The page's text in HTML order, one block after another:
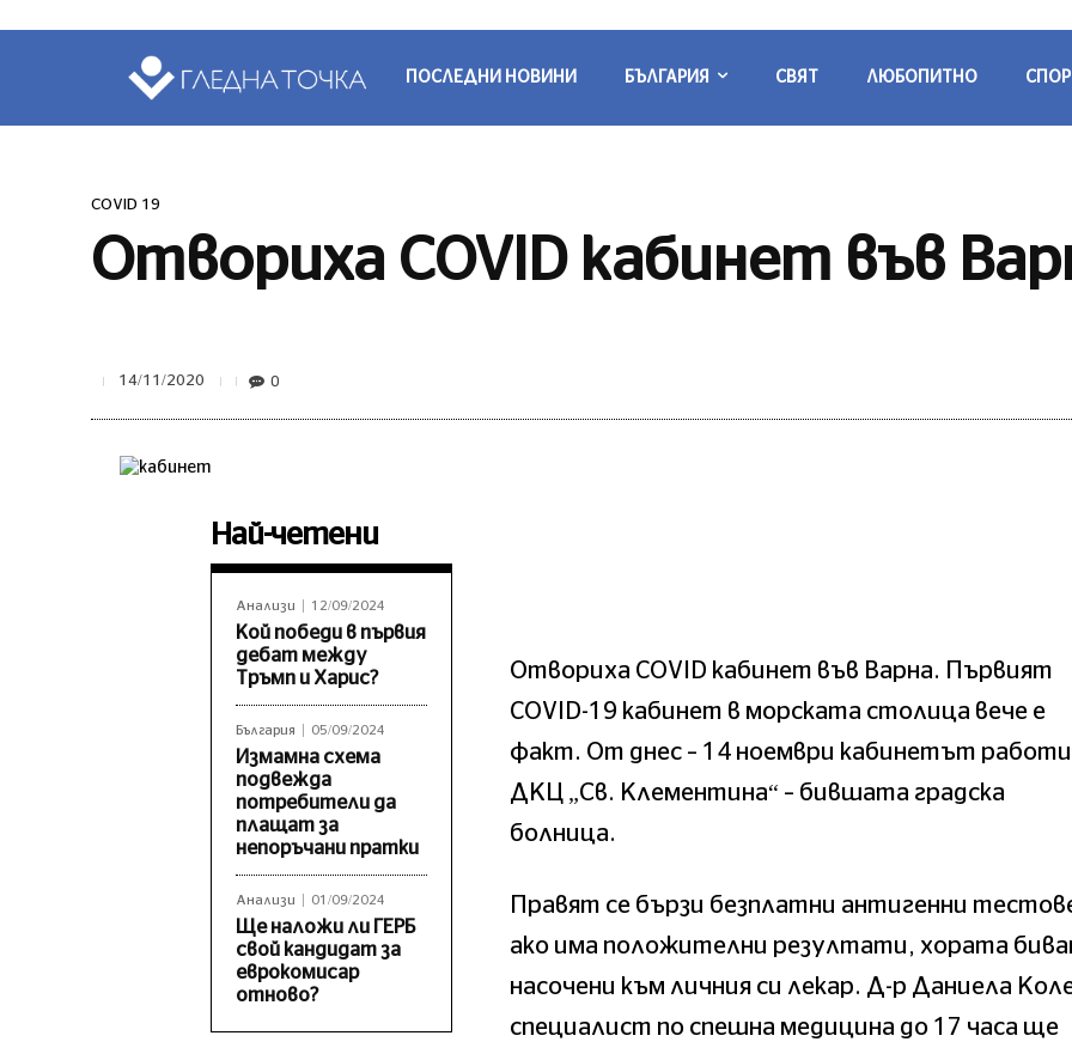
ПОСЛЕДНИ НОВИНИ БЪЛГАРИЯ СВЯТ ЛЮБОПИТНО СПОРТ
COVID 19
Отвориха COVID кабинет във
14/11/2020 0
Най-четени
Анализи 12/09/2024
Кой победи в първия
дебат между
Тръмп и Харис?
България 05/09/2024
Измамна схема
подвежда
потребители да
плащат за
непоръчани пратки
Анализи 01/09/2024
Ще наложи ли ГЕРБ
свой кандидат за
еврокомисар
отново?
Отвориха COVID кабинет във Варна. Първият
COVID-19 кабинет в морската столица вече е
факт. От днес – 14 ноември кабинетът работи
ДКЦ „Св. Клементина“ – бившата градска
болница.
Правят се бързи безплатни антигенни
ако има положителни резултати, хората
насочени към личния си лекар. Д-р Даниела
специалист по спешна медицина до 17 часа ще